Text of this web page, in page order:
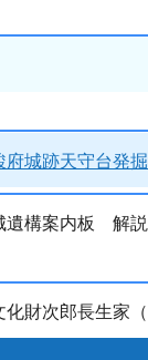
府城跡天守台発
遺構案内板 解説
化財次郎長生家